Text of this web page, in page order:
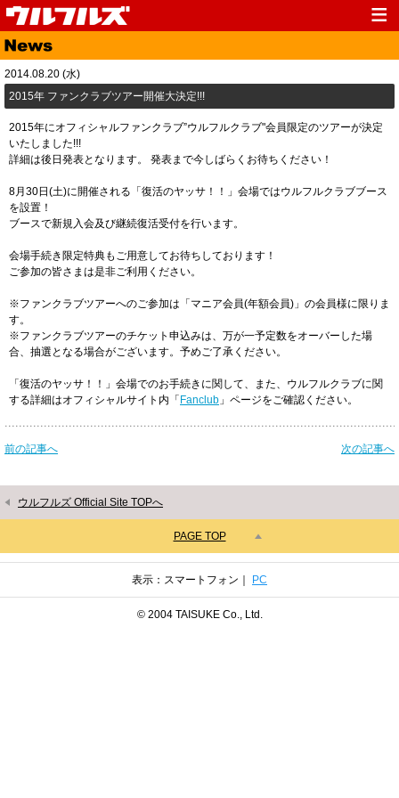
Top
Media Live
Fanclub Goods
Contact Link
2014.08.20 (水)
2015年 ファンクラブツアー開催大決定!!!
2015年にオフィシャルファンクラブ”ウルフルクラブ"会員限定のツアーが決定
いたしました!!!
詳細は後日発表となります。 発表まで今しばらくお待ちください！
8月30日(土)に開催される「復活のヤッサ！！」会場ではウルフルクラブブース
を設置！
ブースで新規入会及び継続復活受付を行います。
会場手続き限定特典もご用意してお待ちしております！
ご参加の皆さまは是非ご利用ください。
※ファンクラブツアーへのご参加は「マニア会員(年額会員)」の会員様に限りま
す。
※ファンクラブツアーのチケット申込みは、万が一予定数をオーバーした場
合、抽選となる場合がございます。予めご了承ください。
「復活のヤッサ！！」会場でのお手続きに関して、また、ウルフルクラブに関
する詳細はオフィシャルサイト内「 Fanclub 」ページをご確認ください。
前の記事へ 次の記事へ
ウルフルズ Official Site TOPへ
PAGE TOP
表示：スマートフォン｜ PC
© 2004 TAISUKE Co., Ltd.